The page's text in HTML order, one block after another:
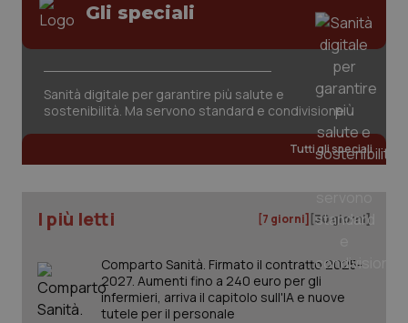
Gli speciali
Sanità digitale per garantire più salute e
sostenibilità. Ma servono standard e condivisione
Tutti gli speciali
I più letti [7 giorni] [30 giorni]
Comparto Sanità. Firmato il contratto 2025-
2027. Aumenti fino a 240 euro per gli
infermieri, arriva il capitolo sull'IA e nuove
tutele per il personale
CookieScriptConsent
CookieScript
www.quotidianosanita.it